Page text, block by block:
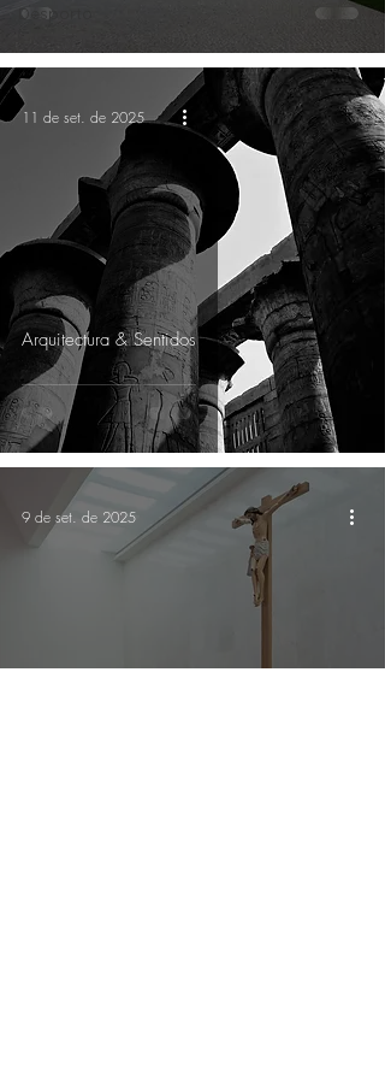
Desporto
Arquitectura & Sentidos
11 de set. de 2025
9 de set. de 2025